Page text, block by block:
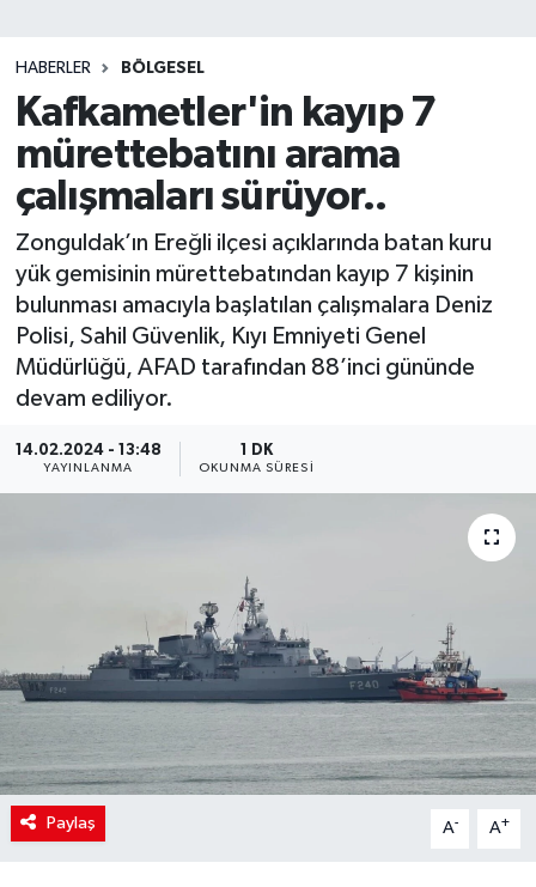
HABERLER BÖLGESEL
Kafkametler'in kayıp 7
mürettebatını arama
çalışmaları sürüyor..
Zonguldak’ın Ereğli ilçesi açıklarında batan kuru
yük gemisinin mürettebatından kayıp 7 kişinin
bulunması amacıyla başlatılan çalışmalara Deniz
Polisi, Sahil Güvenlik, Kıyı Emniyeti Genel
Müdürlüğü, AFAD tarafından 88’inci gününde
devam ediliyor.
14.02.2024 - 13:48
YAYINLANMA
1 DK
OKUNMA SÜRESI
Paylaş A- A+
Teknoloji
TRABZON
Yaşam